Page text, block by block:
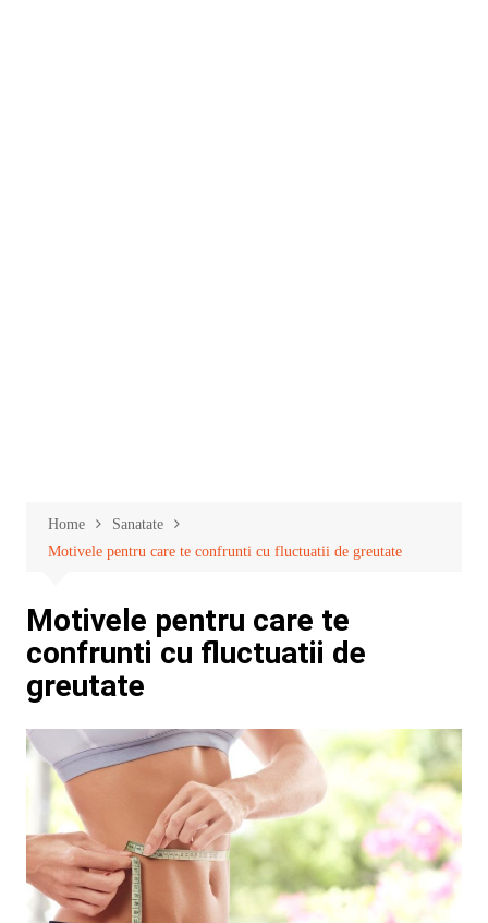
Home
Sanatate
Motivele pentru care te confrunti cu fluctuatii de greutate
Motivele pentru care te
confrunti cu fluctuatii de
greutate